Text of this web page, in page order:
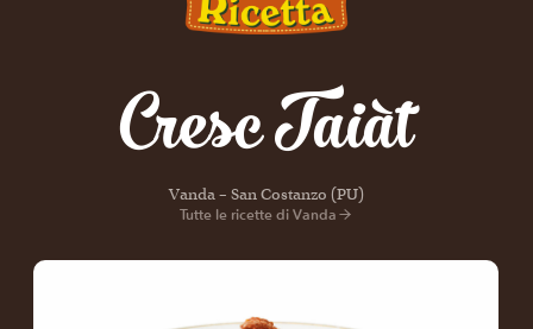
Cresc Taiàt
Vanda – San Costanzo (PU)
Tutte le ricette di Vanda